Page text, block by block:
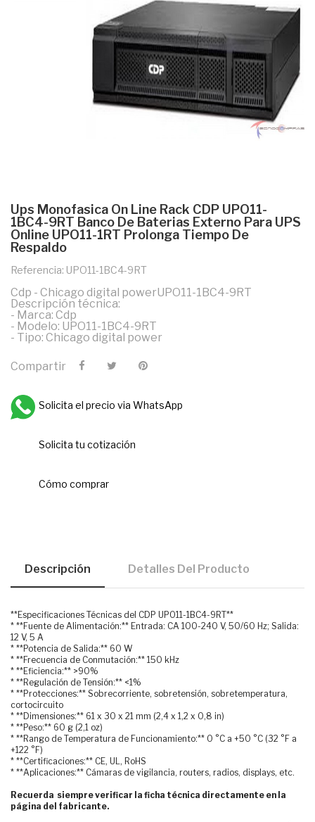
Ups Monofasica On Line Rack CDP UPO11-
1BC4-9RT Banco De Baterias Externo Para UPS
Online UPO11-1RT Prolonga Tiempo De
Respaldo
Referencia: UPO11-1BC4-9RT
Cdp - Chicago digital powerUPO11-1BC4-9RT
Descripción técnica:
- Marca: Cdp
- Modelo: UPO11-1BC4-9RT
- Tipo: Chicago digital power
Compartir
Solicita el precio via WhatsApp
Solicita tu cotización
Cómo comprar
Descripción Detalles Del Producto
**Especificaciones Técnicas del CDP UPO11-1BC4-9RT**
* **Fuente de Alimentación:** Entrada: CA 100-240 V, 50/60 Hz; Salida:
12 V, 5 A
* **Potencia de Salida:** 60 W
* **Frecuencia de Conmutación:** 150 kHz
* **Eficiencia:** >90%
* **Regulación de Tensión:** <1%
* **Protecciones:** Sobrecorriente, sobretensión, sobretemperatura,
cortocircuito
* **Dimensiones:** 61 x 30 x 21 mm (2,4 x 1,2 x 0,8 in)
* **Peso:** 60 g (2,1 oz)
* **Rango de Temperatura de Funcionamiento:** 0 °C a +50 °C (32 °F a
+122 °F)
* **Certificaciones:** CE, UL, RoHS
* **Aplicaciones:** Cámaras de vigilancia, routers, radios, displays, etc.
Recuerda siempre verificar la ficha técnica directamente en la
página del fabricante.